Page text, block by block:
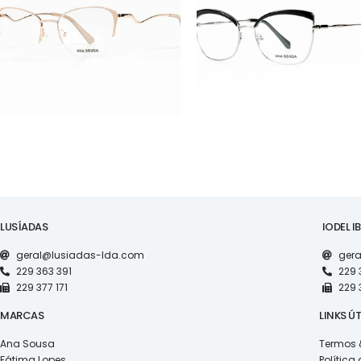
LUSÍADAS
geral@lusiadas-lda.com
229 363 391
229 377 171
IODEL
229
229
MARCAS
Ana Sousa
LINKS
Termos